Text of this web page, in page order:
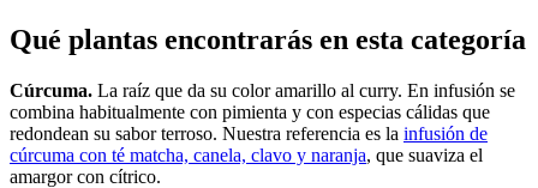
Qué plantas encontrarás en esta categoría
Cúrcuma. La raíz que da su color amarillo al curry. En infusión se
combina habitualmente con pimienta y con especias cálidas que
redondean su sabor terroso. Nuestra referencia es la infusión de
cúrcuma con té matcha, canela, clavo y naranja, que suaviza el
amargor con cítrico.